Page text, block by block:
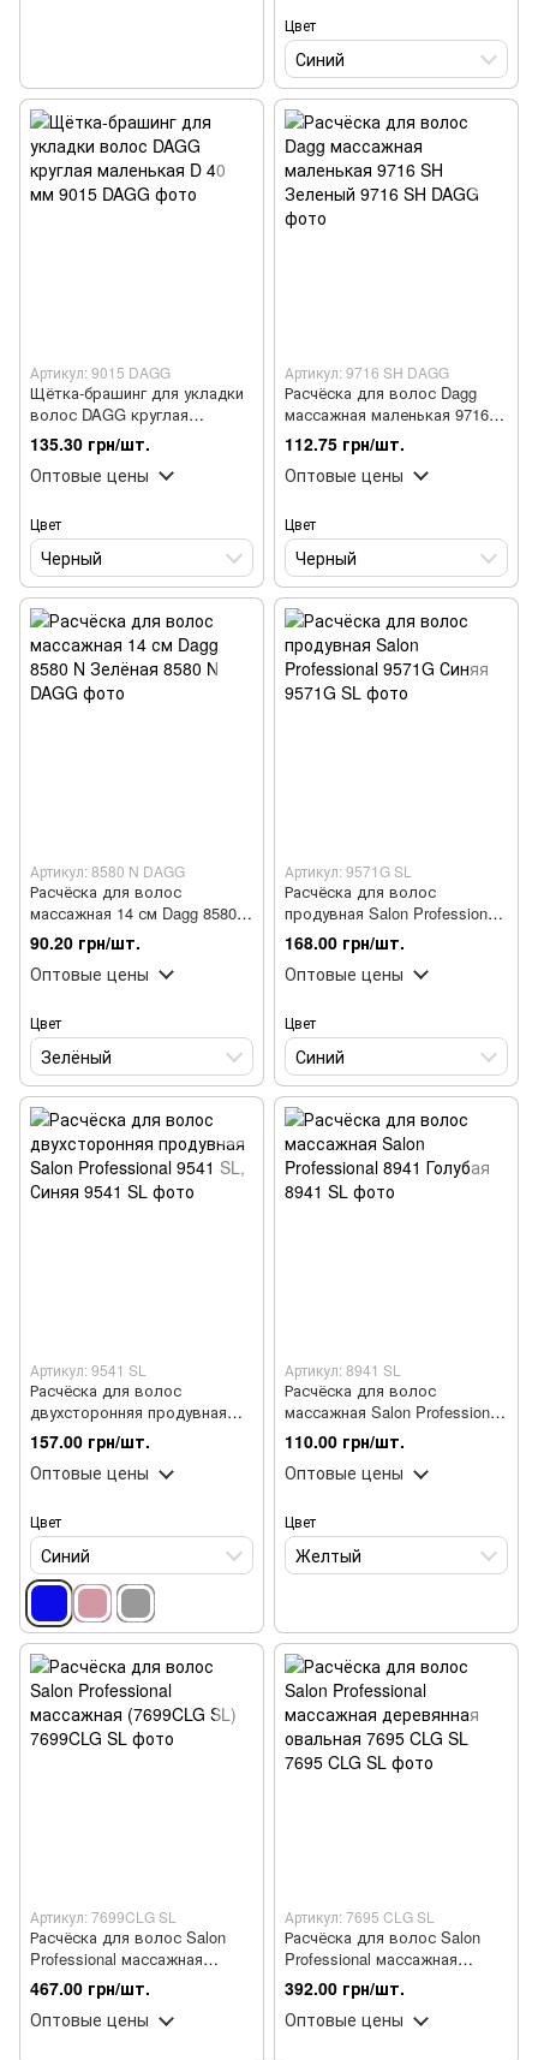
Цвет
Синий
Артикул: 9015 DAGG
Щётка-брашинг для укладки
волос DAGG круглая
маленькая D 40 мм
135.30 грн/шт.
Оптовые цены
Цвет
Черный
Артикул: 9716 SH DAGG
Расчёска для волос Dagg
массажная маленькая 9716
SH Зеленый
112.75 грн/шт.
Оптовые цены
Цвет
Черный
Артикул: 8580 N DAGG
Расчёска для волос
массажная 14 см Dagg 8580 N
Зелёная
90.20 грн/шт.
Оптовые цены
Цвет
Зелёный
Артикул: 9571G SL
Расчёска для волос
продувная Salon Professional
9571G Синяя
168.00 грн/шт.
Оптовые цены
Цвет
Синий
Артикул: 9541 SL
Расчёска для волос
двухсторонняя продувная
Salon Professional 9541 SL,
Синяя
157.00 грн/шт.
Оптовые цены
Цвет
Синий
Артикул: 8941 SL
Расчёска для волос
массажная Salon Professional
8941 Голубая
110.00 грн/шт.
Оптовые цены
Цвет
Желтый
Артикул: 7699CLG SL
Расчёска для волос Salon
Professional массажная
(7699CLG SL)
467.00 грн/шт.
Оптовые цены
Артикул: 7695 CLG SL
Расчёска для волос Salon
Professional массажная
деревянная овальная 7695
CLG SL
392.00 грн/шт.
Оптовые цены